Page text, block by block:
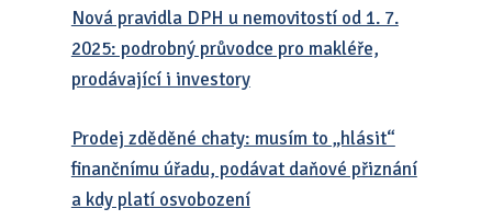
Nová pravidla DPH u nemovitostí od 1. 7.
2025: podrobný průvodce pro makléře,
prodávající i investory
Prodej zděděné chaty: musím to „hlásit“
finančnímu úřadu, podávat daňové přiznání
a kdy platí osvobození